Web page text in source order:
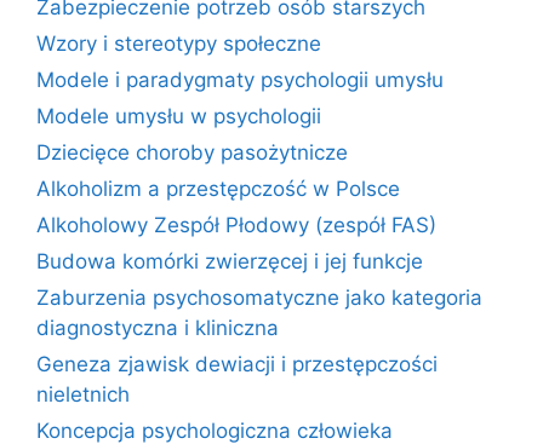
Zabezpieczenie potrzeb osób starszych
Wzory i stereotypy społeczne
Modele i paradygmaty psychologii umysłu
Modele umysłu w psychologii
Dziecięce choroby pasożytnicze
Alkoholizm a przestępczość w Polsce
Alkoholowy Zespół Płodowy (zespół FAS)
Budowa komórki zwierzęcej i jej funkcje
Zaburzenia psychosomatyczne jako kategoria
diagnostyczna i kliniczna
Geneza zjawisk dewiacji i przestępczości
nieletnich
Koncepcja psychologiczna człowieka